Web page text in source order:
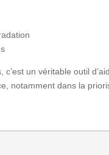
un véritable outil
notamment dans la